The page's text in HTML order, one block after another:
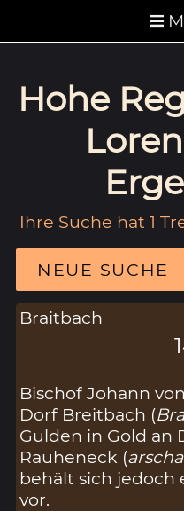
Hohe
Ihre Suche hat 1
NEUE SUCHE
Braitbach
Bischof Johann
Dorf Breitbach (
Gulden in Gold an
Rauheneck (
behält sich jedoch
vor.